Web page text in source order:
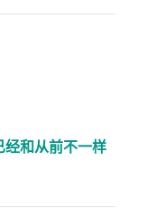
经和从前不一样